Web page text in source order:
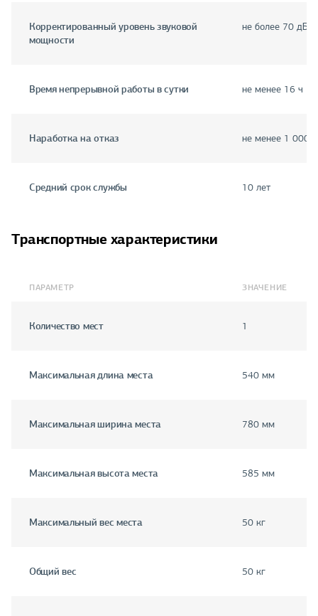
Корректированный уровень звуковой
мощности
не более 70 дБА
Время непрерывной работы в сутки не менее 16 ч
Наработка на отказ не менее 1 000
Средний срок службы 10 лет
Транспортные характеристики
ПАРАМЕТР ЗНАЧЕНИЕ
Количество мест 1
Максимальная длина места 540 мм
Максимальная ширина места 780 мм
Максимальная высота места 585 мм
Максимальный вес места 50 кг
Общий вес 50 кг